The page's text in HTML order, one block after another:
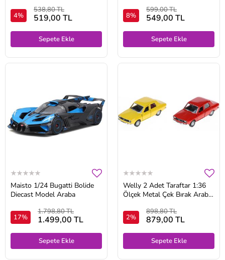
4%
538,80 TL
519,00 TL
Sepete Ekle
8%
599,00 TL
549,00 TL
Sepete Ekle
Maisto 1/24 Bugatti Bolide
Diecast Model Araba
17%
1.798,80 TL
1.499,00 TL
Sepete Ekle
Welly 2 Adet Taraftar 1:36
Ölçek Metal Çek Bırak Araba
2%
898,80 TL
879,00 TL
Sepete Ekle